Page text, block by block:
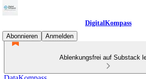
DigitalKompass
Abonnieren
Anmelden
Ablenkungsfrei auf Substack